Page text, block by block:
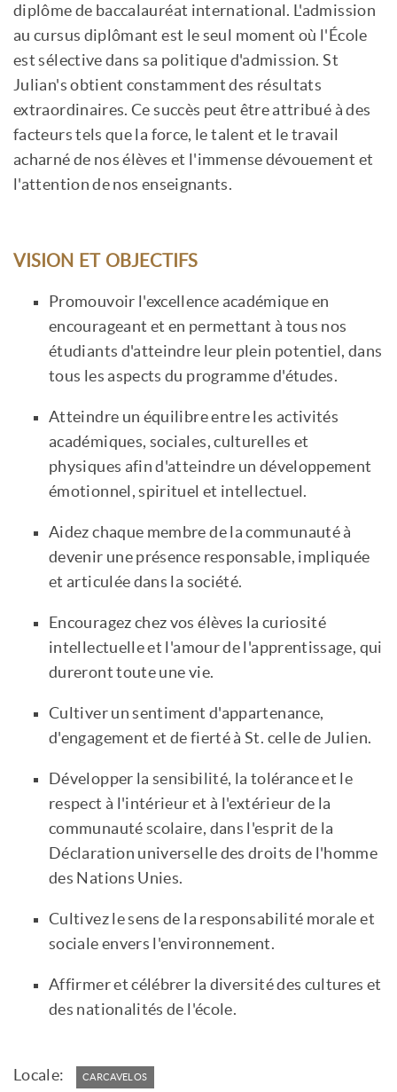
diplôme de baccalauréat international. L'admission
au cursus diplômant est le seul moment où l'École
est sélective dans sa politique d'admission. St
Julian's obtient constamment des résultats
extraordinaires. Ce succès peut être attribué à des
facteurs tels que la force, le talent et le travail
acharné de nos élèves et l'immense dévouement et
l'attention de nos enseignants.
VISION ET OBJECTIFS
Promouvoir l'excellence académique en
encourageant et en permettant à tous nos
étudiants d'atteindre leur plein potentiel, dans
tous les aspects du programme d'études.
Atteindre un équilibre entre les activités
académiques, sociales, culturelles et
physiques afin d'atteindre un développement
émotionnel, spirituel et intellectuel.
Aidez chaque membre de la communauté à
devenir une présence responsable, impliquée
et articulée dans la société.
Encouragez chez vos élèves la curiosité
intellectuelle et l'amour de l'apprentissage, qui
dureront toute une vie.
Cultiver un sentiment d'appartenance,
d'engagement et de fierté à St. celle de Julien.
Développer la sensibilité, la tolérance et le
respect à l'intérieur et à l'extérieur de la
communauté scolaire, dans l'esprit de la
Déclaration universelle des droits de l'homme
des Nations Unies.
Cultivez le sens de la responsabilité morale et
sociale envers l'environnement.
Affirmer et célébrer la diversité des cultures et
des nationalités de l'école.
Locale: CARCAVELOS